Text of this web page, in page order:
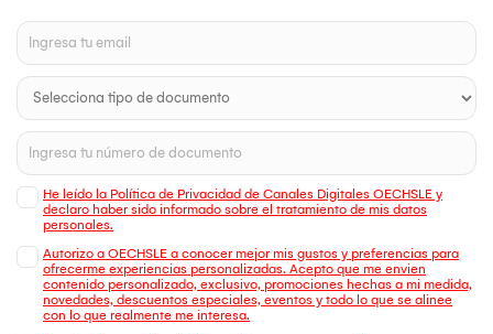
He leído la Política de Privacidad de Canales Digitales OECHSLE y
declaro haber sido informado sobre el tratamiento de mis datos
personales.
Autorizo a OECHSLE a conocer mejor mis gustos y preferencias para
ofrecerme experiencias personalizadas. Acepto que me envien
contenido personalizado, exclusivo, promociones hechas a mi medida,
novedades, descuentos especiales, eventos y todo lo que se alinee
con lo que realmente me interesa.